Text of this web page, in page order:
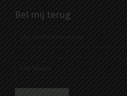
Bel mij terug